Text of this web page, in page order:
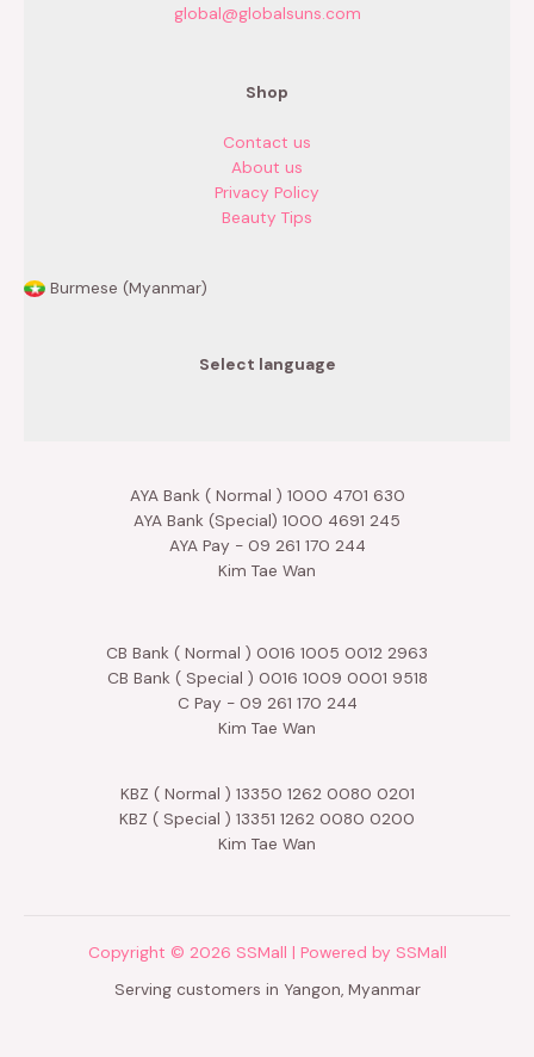
global@globalsuns.com
Shop
Contact us
About us
Privacy Policy
Beauty Tips
Burmese (Myanmar)
Select language
AYA Bank ( Normal ) 1000 4701 630
AYA Bank (Special) 1000 4691 245
AYA Pay - 09 261 170 244
Kim Tae Wan
CB Bank ( Normal ) 0016 1005 0012 2963
CB Bank ( Special ) 0016 1009 0001 9518
C Pay - 09 261 170 244
Kim Tae Wan
KBZ ( Normal ) 13350 1262 0080 0201
KBZ ( Special ) 13351 1262 0080 0200
Kim Tae Wan
Copyright © 2026 SSMall | Powered by SSMall
Serving customers in Yangon, Myanmar